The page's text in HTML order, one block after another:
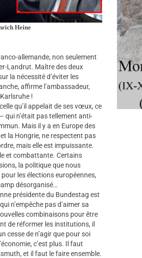
Heine
allemande, non seulement
Landrut. Maître des deux
la nécessité d’éviter les
affirme l’ambassadeur,
!
qu’il appelait de ses vœux, ce
qui n’était pas tellement anti-
Mais il y a en Europe des
la Hongrie, ne respectent pas
mais elle est impuissante.
et combattante. Certains
la politique que nous
les élections européennes,
désorganisé…
présidente du Bundestag est
n’empêche pas d’aimer sa
combinaisons pour être
de réformer les institutions, il
cesse de n’agir que pour soi
c’est plus. Il faut
et il faut le faire ensemble.